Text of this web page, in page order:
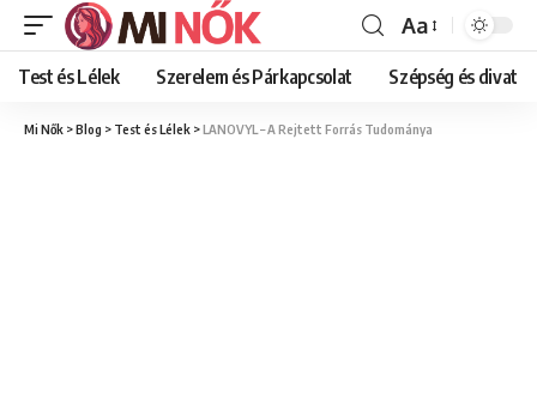
Font
Resizer
Aa
Test és Lélek Szerelem és Párkapcsolat Szépség és divat
Mi Nők >Blog > Test és Lélek >LANOVYL – A Rejtett Forrás Tudománya